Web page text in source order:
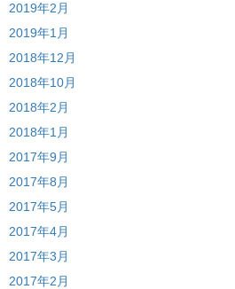
2019年2月
2019年1月
2018年12月
2018年10月
2018年2月
2018年1月
2017年9月
2017年8月
2017年5月
2017年4月
2017年3月
2017年2月